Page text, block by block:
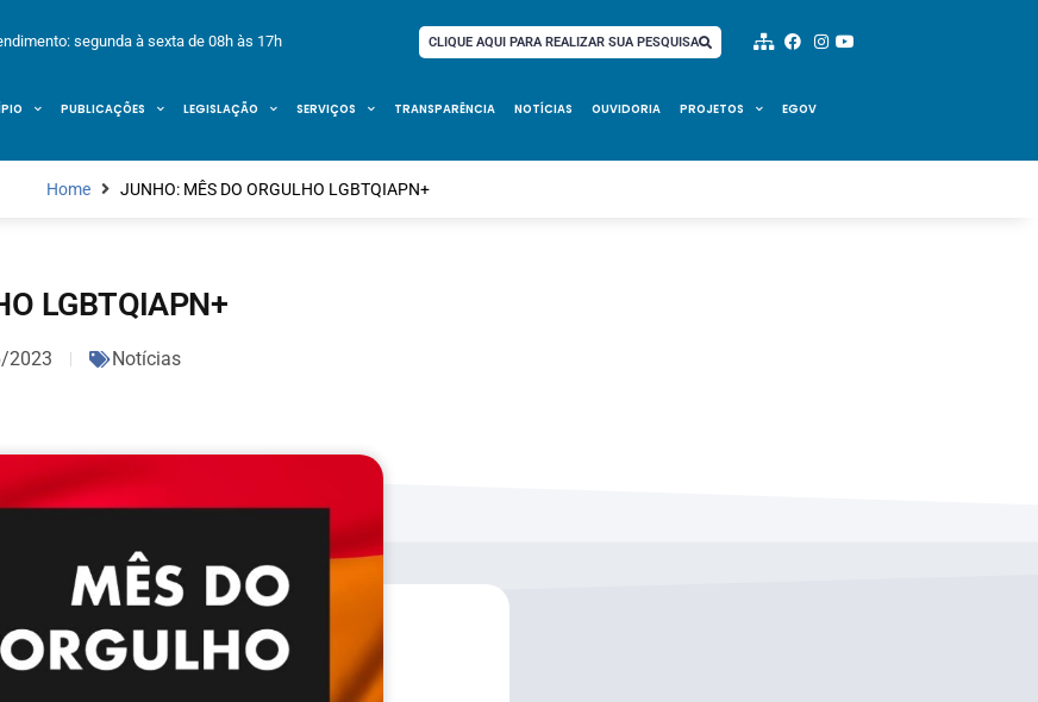
segunda à sexta de 08h às 17h CLIQUE AQUI PARA REALIZAR SUA PESQUISA
PUBLICAÇÕES LEGISLAÇÃO SERVIÇOS TRANSPARÊNCIA NOTÍCIAS OUVIDORIA PROJETOS EGOV
Home JUNHO: MÊS DO ORGULHO LGBTQIAPN+
LGBTQIAPN+
2023 Notícias